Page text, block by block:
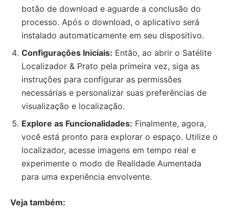
botão de download e aguarde a conclusão do
processo. Após o download, o aplicativo será
instalado automaticamente em seu dispositivo.
Configurações Iniciais: Então, ao abrir o Satélite
Localizador & Prato pela primeira vez, siga as
instruções para configurar as permissões
necessárias e personalizar suas preferências de
visualização e localização.
Explore as Funcionalidades: Finalmente, agora,
você está pronto para explorar o espaço. Utilize o
localizador, acesse imagens em tempo real e
experimente o modo de Realidade Aumentada
para uma experiência envolvente.
Veja também: